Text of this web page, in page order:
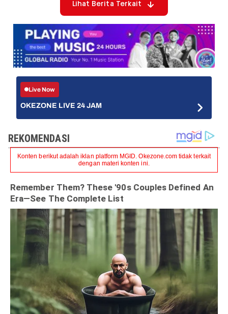
Lihat Berita Terkait
Live Now
OKEZONE LIVE 24 JAM